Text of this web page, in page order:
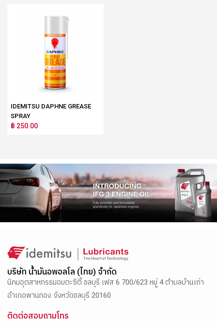
IDEMITSU DAPHNE GREASE
SPRAY
฿ 250.00
บริษัท น้ำมันอพอลโล (ไทย) จำกัด
นิคมอุตสาหกรรมอมตะซิตี้ ชลบุรี เฟส 6 700/623 หมู่ 4 ตำบลบ้านเก่า
อำเภอพานทอง จังหวัดชลบุรี 20160
ติดต่อสอบถามโทร